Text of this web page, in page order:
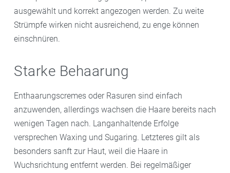
ausgewählt und korrekt angezogen werden. Zu weite
Strümpfe wirken nicht ausreichend, zu enge können
einschnüren.
Starke Behaarung
Enthaarungscremes oder Rasuren sind einfach
anzuwenden, allerdings wachsen die Haare bereits nach
wenigen Tagen nach. Langanhaltende Erfolge
versprechen Waxing und Sugaring. Letzteres gilt als
besonders sanft zur Haut, weil die Haare in
Wuchsrichtung entfernt werden. Bei regelmäßiger